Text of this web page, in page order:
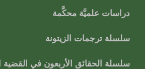
دراسات علميَّة محكَّمة
سلسلة ترجمات الزيتونة
سلسلة الحقائق الأربعون في القضية